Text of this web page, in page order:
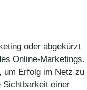
oder abgekürzt
Online-Marketings.
um Erfolg im Netz zu
Sichtbarkeit einer